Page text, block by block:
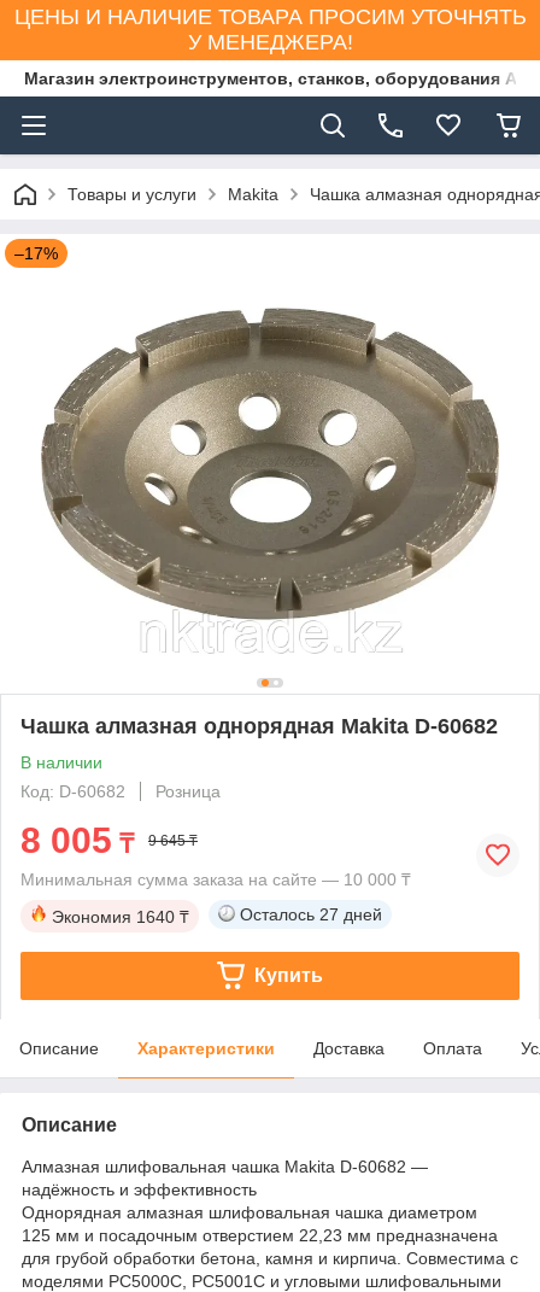
ЦЕНЫ И НАЛИЧИЕ ТОВАРА ПРОСИМ УТОЧНЯТЬ
У МЕНЕДЖЕРА!
Магазин электроинструментов, станков, оборудования
Товары и услуги Makita Чашка алмазная
–17%
Чашка алмазная однорядная Makita D-60682
В наличии
Код: D-60682
Розница
8 005 ₸ 9 645 ₸
Минимальная сумма заказа на сайте — 10 000 ₸
Экономия 1640 ₸ Осталось 27 дней
Купить
Описание Характеристики Доставка Оплата
Описание
Алмазная шлифовальная чашка Makita D-60682 —
надёжность и эффективность
Однорядная алмазная шлифовальная чашка диаметром
125 мм и посадочным отверстием 22,23 мм предназначена
для грубой обработки бетона, камня и кирпича. Совместима с
моделями PC5000C, PC5001C и угловыми шлифовальными